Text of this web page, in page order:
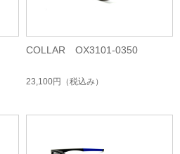
COLLAR OX3101-0350
23,100円 （税込み）